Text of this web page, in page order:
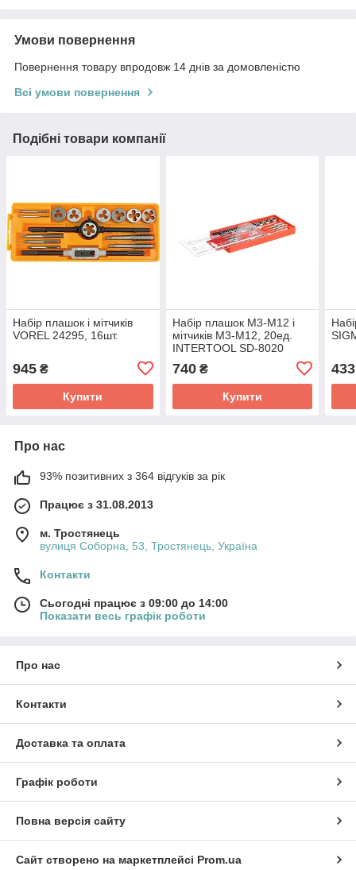
Умови повернення
Повернення товару впродовж 14 днів за домовленістю
Всі умови повернення
Подібні товари компанії
Набір плашок і мітчиків
VOREL 24295, 16шт.
945 ₴
Купити
Набір плашок M3-M12 і
мітчиків M3-M12, 20ед.
INTERTOOL SD-8020
740₴
Купити
433
Про нас
93% позитивних з 364 відгуків за рік
Працює з 31.08.2013
м. Тростянець
вулиця Соборна, 53, Тростянець, Україна
Контакти
Сьогодні працює з 09:00 до 14:00
Показати весь графік роботи
Про нас
Контакти
Доставка та оплата
Графік роботи
Повна версія сайту
Сайт створено на маркетплейсі Prom.ua